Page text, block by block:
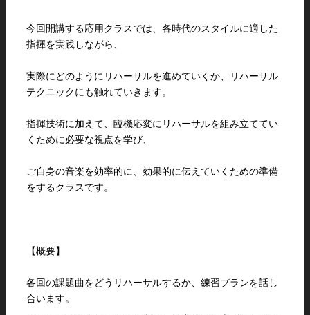
今回開講する応用クラスでは、各時代のスタイルに適した
指揮を実践しながら、
実際にどのようにリハーサルを進めていくか、リハーサル
テクニックにも触れていきます。
指揮技術に加えて、臨機応変にリハーサルを組み立ててい
くために必要な視点を学び、
ご自身の音楽を効率的に、効果的に伝えていくための準備
をするクラスです。
【概要】
各回の課題曲をどうリハーサルするか、練習プランを話し
合います。